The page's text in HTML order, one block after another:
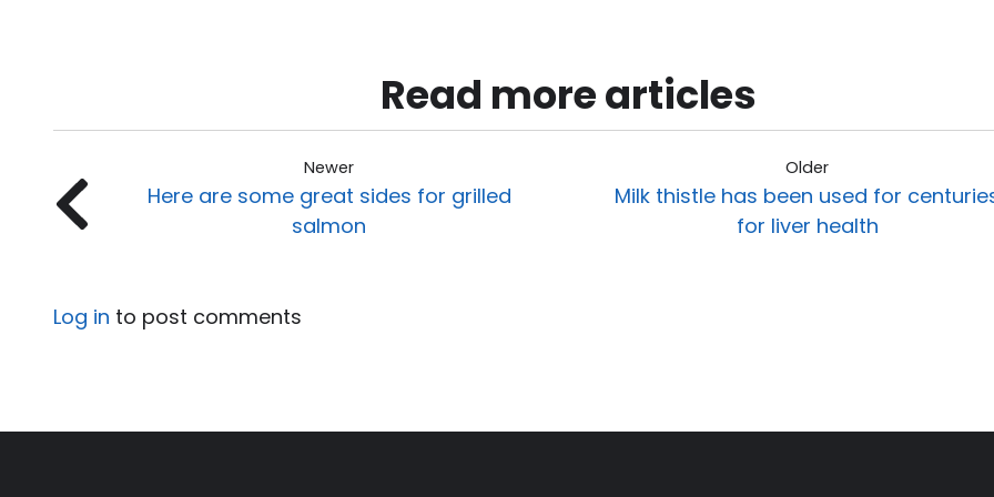
Read more articles
Newer
Here are some great sides for grilled
salmon
Older
Milk thistle has been used for
for liver health
Log in to post comments